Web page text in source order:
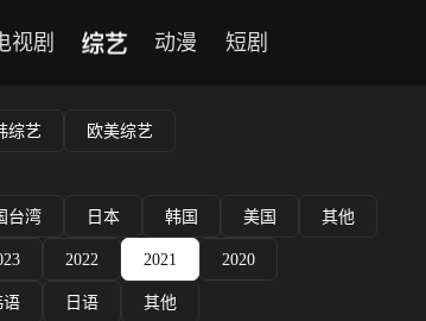
视剧 综艺 动漫 短剧
综艺 欧美综艺
台湾 日本 韩国 美国 其他
2022 2021 2020
语 日语 其他